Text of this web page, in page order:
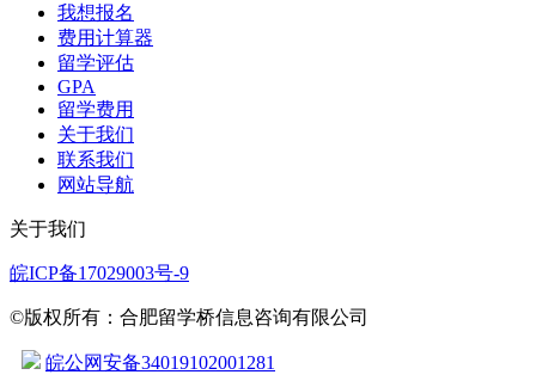
我想报名
费用计算器
留学评估
GPA
留学费用
关于我们
联系我们
网站导航
关于我们
皖ICP备17029003号-9
©版权所有：合肥留学桥信息咨询有限公司
皖公网安备34019102001281